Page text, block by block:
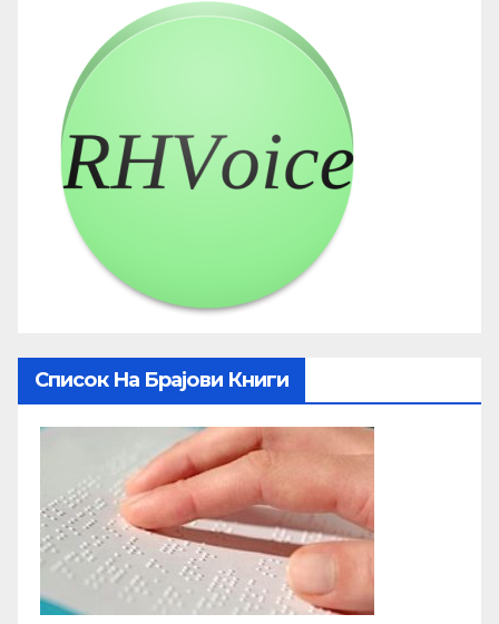
Список На Брајови Книги